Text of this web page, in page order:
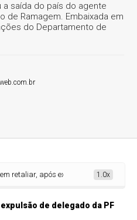
saída do país do agente
de Ramagem. Embaixada em
do Departamento de
retaliar, após expulsão de delegado da
1.0x